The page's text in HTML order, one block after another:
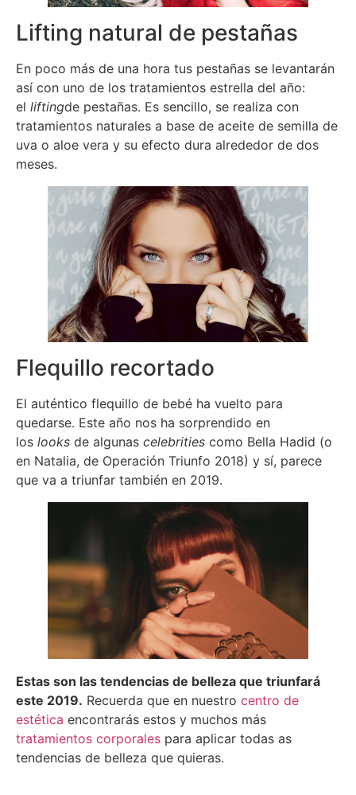
Lifting natural de pestañas
En poco más de una hora tus pestañas se levantarán
así con uno de los tratamientos estrella del año:
el liftingde pestañas. Es sencillo, se realiza con
tratamientos naturales a base de aceite de semilla de
uva o aloe vera y su efecto dura alrededor de dos
meses.
Flequillo recortado
El auténtico flequillo de bebé ha vuelto para
quedarse. Este año nos ha sorprendido en
los looks de algunas celebrities como Bella Hadid (o
en Natalia, de Operación Triunfo 2018) y sí, parece
que va a triunfar también en 2019.
Estas son las tendencias de belleza que triunfará
este 2019. Recuerda que en nuestro centro de
estética encontrarás estos y muchos más
tratamientos corporales para aplicar todas as
tendencias de belleza que quieras.